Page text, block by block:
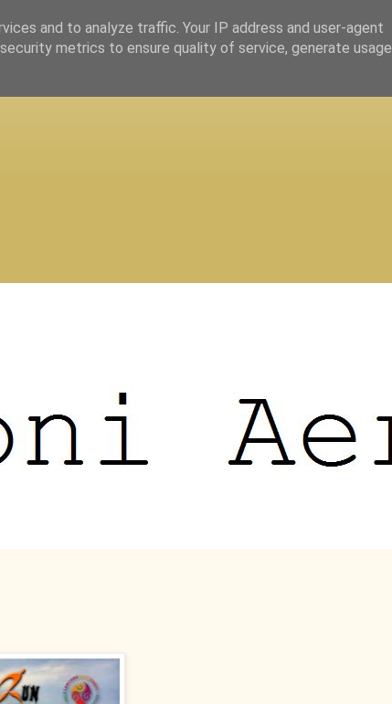
and to analyze traffic. Your IP address and user-agent
metrics to ensure quality of service, generate usage